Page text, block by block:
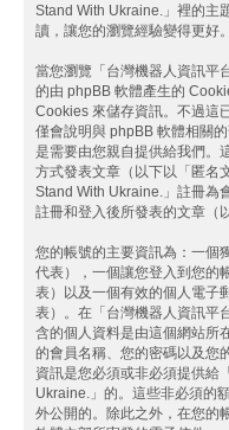
Stand With Ukraine.」裡的主
讀，讓您的瀏覽經驗變得更好。
當您瀏覽「台灣機器人資訊平
的由 phpBB 軟體產生的
Cookies 來儲存資訊。不過這
僅會說明與 phpBB 軟體相關
是需要由您親自提供給我們。
方式發表文章（以下以「匿名
Stand With Ukraine.」註冊為
註冊和登入後所發表的文章（
您的帳號的主要資訊為：一個
代表），一個讓您登入到您的
表）以及一個有效的個人電子
表）。在「台灣機器人資訊平
含的個人資料是由這個網站所
的會員名稱、您的密碼以及您
資訊是您必須或非必須提供給
Ukraine.」的。這些非必須的
外公開的。除此之外，在您的